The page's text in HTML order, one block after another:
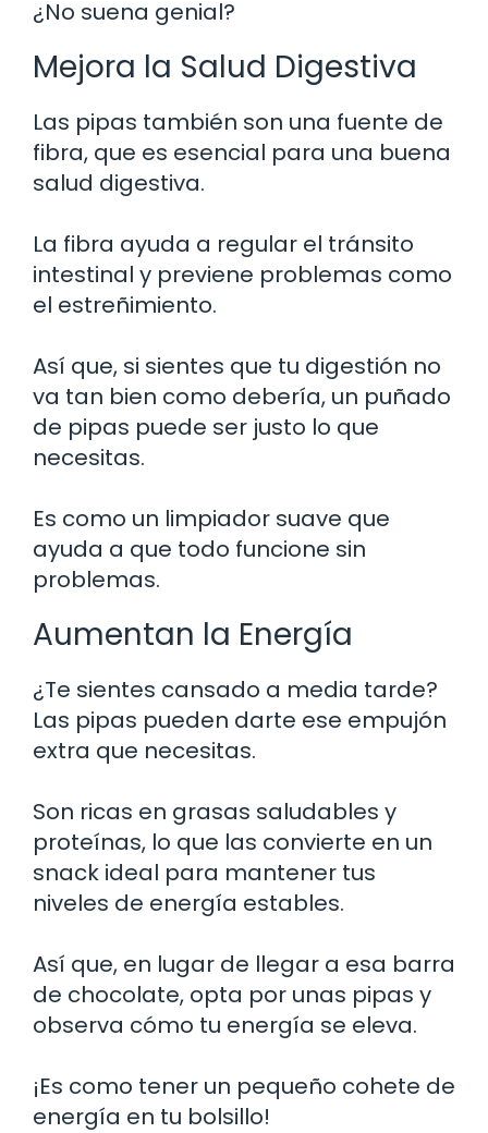
¿No suena genial?
Mejora la Salud Digestiva
Las pipas también son una fuente de
fibra, que es esencial para una buena
salud digestiva.
La fibra ayuda a regular el tránsito
intestinal y previene problemas como
el estreñimiento.
Así que, si sientes que tu digestión no
va tan bien como debería, un puñado
de pipas puede ser justo lo que
necesitas.
Es como un limpiador suave que
ayuda a que todo funcione sin
problemas.
Aumentan la Energía
¿Te sientes cansado a media tarde?
Las pipas pueden darte ese empujón
extra que necesitas.
Son ricas en grasas saludables y
proteínas, lo que las convierte en un
snack ideal para mantener tus
niveles de energía estables.
Así que, en lugar de llegar a esa barra
de chocolate, opta por unas pipas y
observa cómo tu energía se eleva.
¡Es como tener un pequeño cohete de
energía en tu bolsillo!